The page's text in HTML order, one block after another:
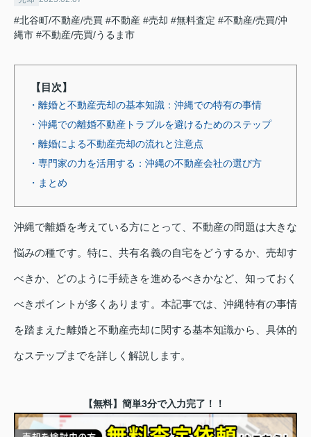
#北谷町/不動産/売買 #不動産 #売却 #無料査定 #不動産/売買/沖
縄市 #不動産/売買/うるま市
【目次】
・離婚と不動産売却の基本知識：沖縄での特有の事情
・沖縄での離婚不動産トラブルを避けるためのステップ
・離婚による不動産売却の流れと注意点
・専門家の力を活用する：沖縄の不動産会社の選び方
・まとめ
沖縄で離婚を考えている方にとって、不動産の問題は大きな
悩みの種です。特に、共有名義の自宅をどうするか、売却す
べきか、どのように手続きを進めるべきかなど、知っておく
べきポイントが多くあります。本記事では、沖縄特有の事情
を踏まえた離婚と不動産売却に関する基本知識から、具体的
なステップまでを詳しく解説します。
【無料】簡単3分で入力完了！！